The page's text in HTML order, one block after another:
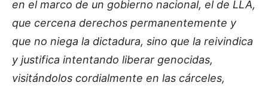
en el marco de un gobierno nacional, el de LLA,
que cercena derechos permanentemente y
que no niega la dictadura, sino que la reivindica
y justifica intentando liberar genocidas,
visitándolos cordialmente en las cárceles,